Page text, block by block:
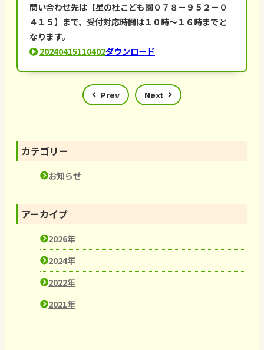
問い合わせ先は【星の杜こども園０７８－９５２－０
４１５】まで、受付対応時間は１０時～１６時までと
なります。
20240415110402ダウンロード
Prev Next
カテゴリー
お知らせ
アーカイブ
2026年
2024年
2022年
2021年